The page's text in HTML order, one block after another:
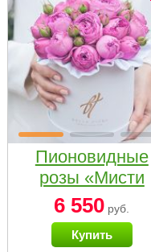
Пионовидные
розы «Мисти
бабблс» в белой
коробке Small
6 550 руб.
Купить